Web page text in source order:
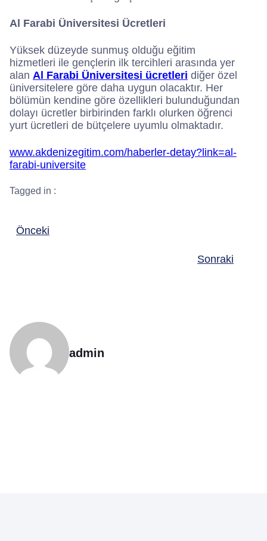
Al Farabi Üniversitesi Ücretleri
Yüksek düzeyde sunmuş olduğu eğitim
hizmetleri ile gençlerin ilk tercihleri arasında yer
alan Al Farabi Üniversitesi ücretleri diğer özel
üniversitelere göre daha uygun olacaktır. Her
bölümün kendine göre özellikleri bulunduğundan
dolayı ücretler birbirinden farklı olurken öğrenci
yurt ücretleri de bütçelere uyumlu olmaktadır.
www.akdenizegitim.com/haberler-detay?link=al-
farabi-universite
Tagged in :
Önceki
Sonraki
admin